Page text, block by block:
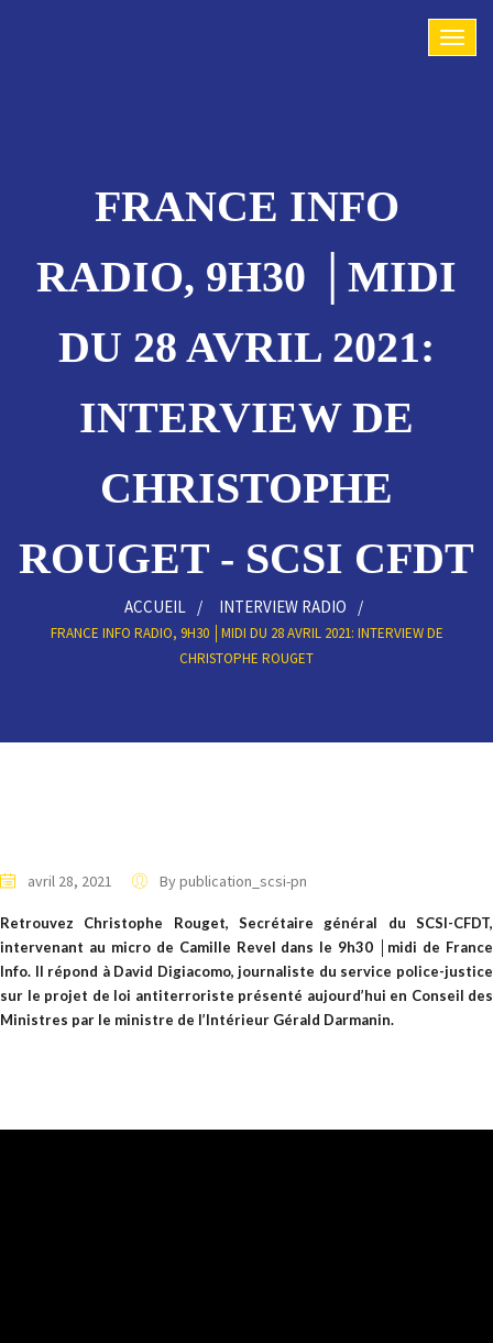
FRANCE INFO
RADIO, 9H30 │MIDI
DU 28 AVRIL 2021:
INTERVIEW DE
CHRISTOPHE
ROUGET - SCSI CFDT
ACCUEIL INTERVIEW RADIO
FRANCE INFO RADIO, 9H30 │MIDI DU 28 AVRIL 2021: INTERVIEW DE
CHRISTOPHE ROUGET
avril 28, 2021 By publication_scsi-pn
Retrouvez Christophe Rouget, Secrétaire général du SCSI-CFDT,
intervenant au micro de Camille Revel dans le 9h30 │midi de France
Info. Il répond à David Digiacomo, journaliste du service police-justice
sur le projet de loi antiterroriste présenté aujourd’hui en Conseil des
Ministres par le ministre de l’Intérieur Gérald Darmanin.